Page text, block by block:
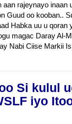
aan rajeynayo inaan
Guud oo kooban..
Habka uu u qoran
magac Daray Al-
Nabi Ciise Markii
Si kulul
iyo